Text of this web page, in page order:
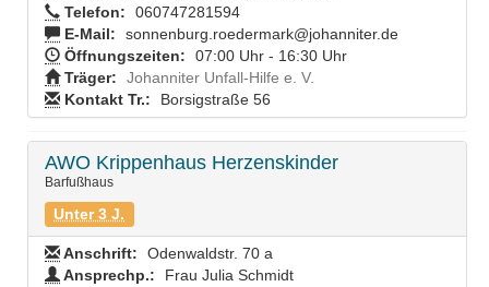
Telefon:
060747281594
E-Mail:
sonnenburg.roedermark@johanniter.de
Öffnungszeiten:
07:00 Uhr - 16:30 Uhr
Träger:
Johanniter Unfall-Hilfe e. V.
Kontakt Tr.:
Borsigstraße 56
AWO Krippenhaus Herzenskinder
Barfußhaus
Unter 3 J.
Anschrift:
Odenwaldstr. 70 a
Ansprechp.:
Frau Julia Schmidt